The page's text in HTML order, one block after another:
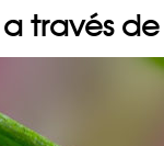
a través